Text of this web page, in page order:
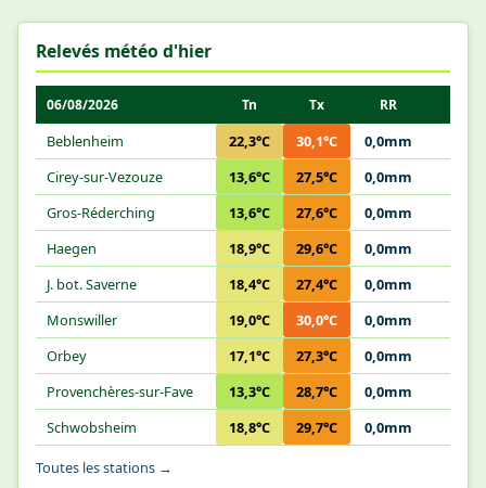
Relevés météo d'hier
06/08/2026 Tn Tx RR
Beblenheim 22,3°C 30,1°C
0,0mm
Cirey-sur-Vezouze
13,6°C 27,5°C
0,0mm
Gros-Réderching
13,6°C 27,6°C
0,0mm
Haegen
18,9°C 29,6°C
0,0mm
J. bot. Saverne
18,4°C 27,4°C
0,0mm
Monswiller
19,0°C 30,0°C
0,0mm
Orbey
17,1°C 27,3°C
0,0mm
Provenchères-sur-Fave
13,3°C 28,7°C
0,0mm
Schwobsheim
18,8°C 29,7°C 0,0mm
Toutes les stations →